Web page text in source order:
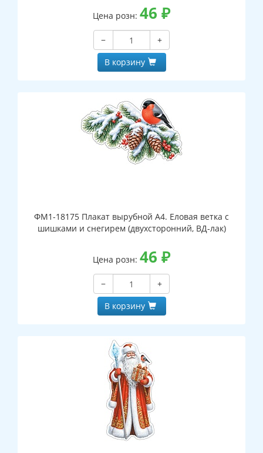
Цена розн: 46 ₽
−
+
В корзину
ФМ1-18175 Плакат вырубной А4. Еловая ветка с
шишками и снегирем (двухсторонний, ВД-лак)
Цена розн: 46 ₽
−
+
В корзину